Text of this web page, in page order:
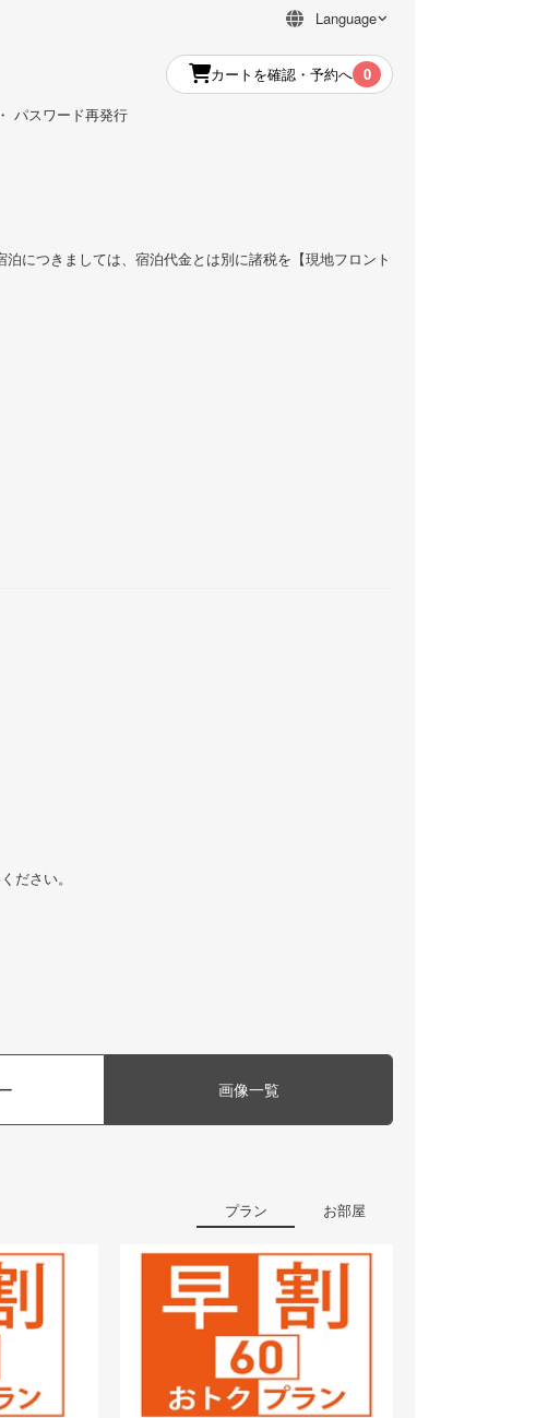
カートを確認・予約へ 0
パスワード再発行
につきましては、宿泊代金とは別に諸税を【現地フロント
ださい。
画像一覧
プラン お部屋